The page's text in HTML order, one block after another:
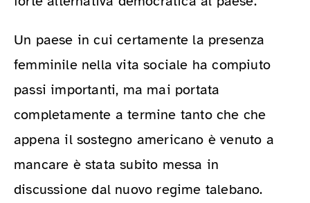
Un paese in cui certamente la presenza
femminile nella vita sociale ha compiuto
passi importanti, ma mai portata
completamente a termine tanto che che
appena il sostegno americano è venuto a
mancare è stata subito messa in
discussione dal nuovo regime talebano.